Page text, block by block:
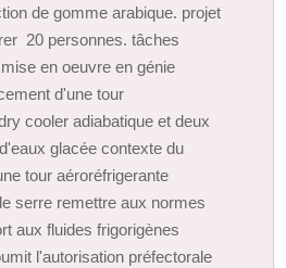
de gomme arabique. projet
20 personnes. tâches
en oeuvre en génie
d'une tour
cooler adiabatique et deux
glacée contexte du
tour aéroréfrigerante
serre remettre aux normes
aux fluides frigorigènes
l'autorisation préfectorale